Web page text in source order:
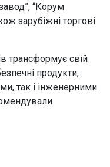
“Корум
зарубіжні торгові
трансформує свій
продукти,
так і інженерними